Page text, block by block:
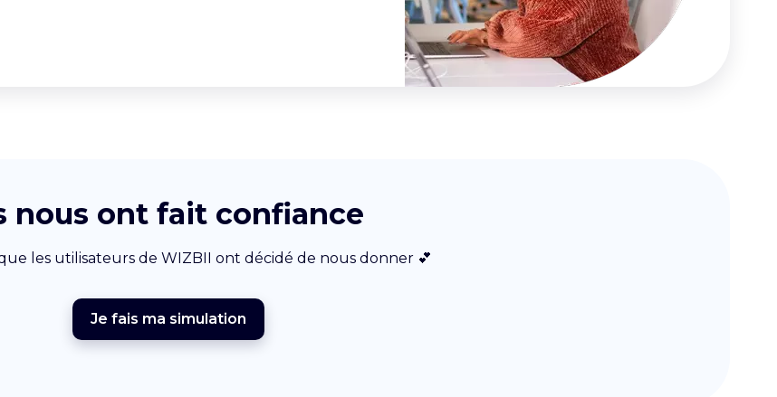
nous ont fait confiance
les utilisateurs de WIZBII ont décidé de nous donner 💕
Je fais ma simulation